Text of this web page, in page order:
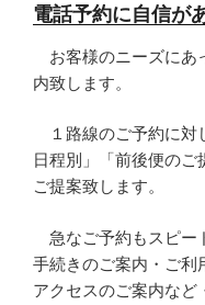
電話予約に自信が
お客様のニーズにあ
内致します。
１路線のご予約に対
日程別」「前後便のご
ご提案致します。
急なご予約もスピー
手続きのご案内・ご
アクセスのご案内など